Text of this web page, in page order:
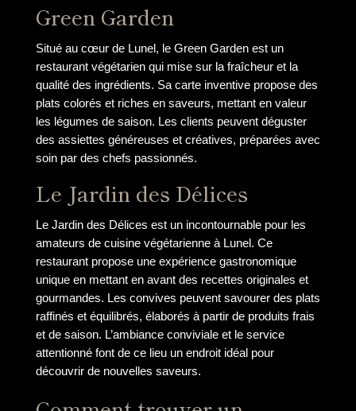
Green Garden
Situé au cœur de Lunel, le Green Garden est un
restaurant végétarien qui mise sur la fraîcheur et la
qualité des ingrédients. Sa carte inventive propose des
plats colorés et riches en saveurs, mettant en valeur
les légumes de saison. Les clients peuvent déguster
des assiettes généreuses et créatives, préparées avec
soin par des chefs passionnés.
Le Jardin des Délices
Le Jardin des Délices est un incontournable pour les
amateurs de cuisine végétarienne à Lunel. Ce
restaurant propose une expérience gastronomique
unique en mettant en avant des recettes originales et
gourmandes. Les convives peuvent savourer des plats
raffinés et équilibrés, élaborés à partir de produits frais
et de saison. L’ambiance conviviale et le service
attentionné font de ce lieu un endroit idéal pour
découvrir de nouvelles saveurs.